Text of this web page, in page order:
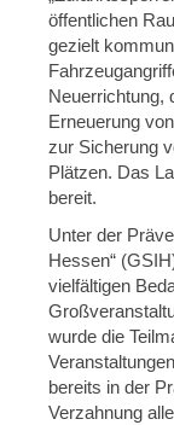
öffentlichen
gezielt
Neuerrichtung,
Erneuerung
zur Sicherung
Plätzen. Das
bereit.
Unter der
Hessen“
vielfältigen
wurde die
bereits in der
Verzahnung